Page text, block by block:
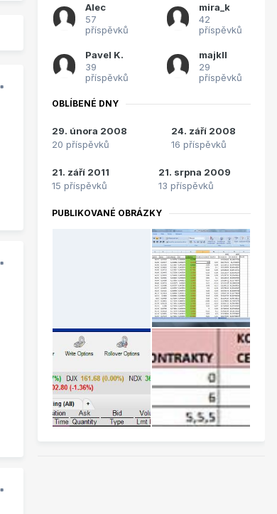
Alec
57
příspěvků
mira_k
42
příspěvků
Pavel K.
39
příspěvků
majkll
29
příspěvků
OBLÍBENÉ DNY
29. února 2008
20 příspěvků
24. září 2008
16 příspěvků
21. září 2011
15 příspěvků
21. srpna 2009
13 příspěvků
PUBLIKOVANÉ OBRÁZKY